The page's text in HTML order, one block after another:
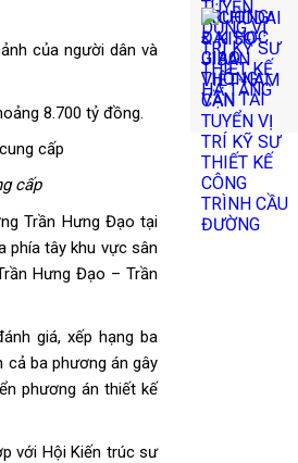
của người dân và
8.700 tỷ đồng.
cấp
Trần Hưng Đạo tại
phía tây khu vực sân
Hưng Đạo – Trần
giá, xếp hạng ba
cả ba phương án gây
phương án thiết kế
với Hội Kiến trúc sư